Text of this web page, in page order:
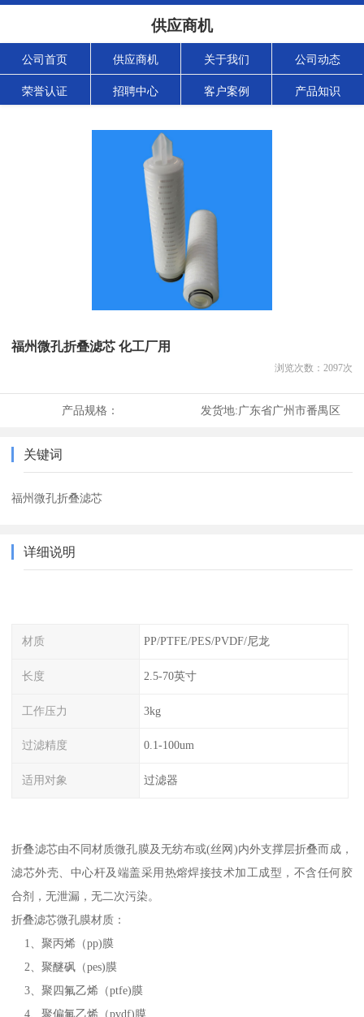
供应商机
公司首页 供应商机 关于我们 公司动态
荣誉认证 招聘中心 客户案例 产品知识
福州微孔折叠滤芯 化工厂用
浏览次数： 2097次
产品规格： 发货地:广东省广州市番禺区
关键词
福州微孔折叠滤芯
详细说明
材质 PP/PTFE/PES/PVDF/尼龙
长度 2.5-70英寸
工作压力 3kg
过滤精度 0.1-100um
适用对象 过滤器
折叠滤芯由不同材质微孔膜及无纺布或(丝网)内外支撑层折叠而成，
滤芯外壳、中心杆及端盖采用热熔焊接技术加工成型，不含任何胶
合剂，无泄漏，无二次污染。
折叠滤芯微孔膜材质：
1、聚丙烯（pp)膜
2、聚醚砜（pes)膜
3、聚四氟乙烯（ptfe)膜
4、聚偏氟乙烯（pvdf)膜